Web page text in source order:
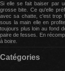
Si elle se fait baiser par
grosse bite. Ce qu'elle
avec sa chatte, c'est trop
sous la main elle en
toujours plus loin au fond
paire de fesses. En
à boire.
Catégories